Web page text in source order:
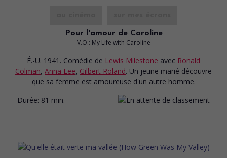
Pour l'amour de Caroline
V.O.: My Life with Caroline
É.-U. 1941. Comédie de Lewis Milestone avec Ronald
Colman, Anna Lee, Gilbert Roland. Un jeune marié découvre
que sa femme est amoureuse d'un autre homme.
Durée: 81 min.